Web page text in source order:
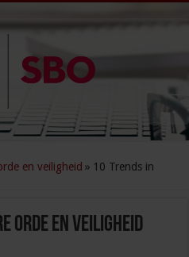
en veiligheid » 10 Trends in
orde en veiligheid